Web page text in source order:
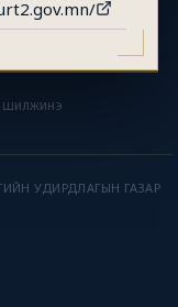
шилжинэ
УДИРДЛАГЫН ГАЗАР